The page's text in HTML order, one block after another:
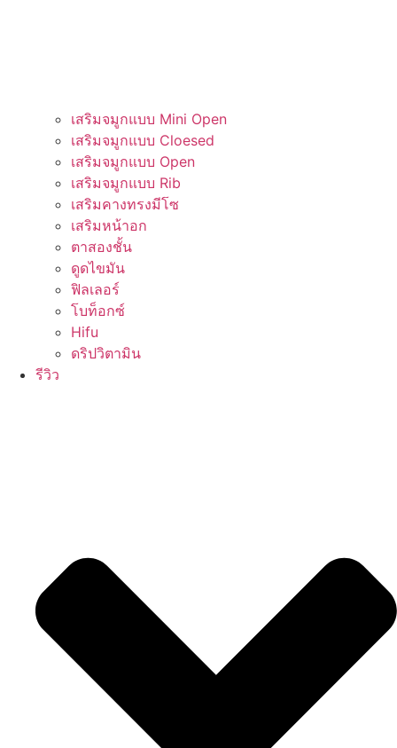
เสริมจมูกแบบ Mini Open
เสริมจมูกแบบ Cloesed
เสริมจมูกแบบ Open
เสริมจมูกแบบ Rib
เสริมคางทรงมีโซ​​
เสริมหน้าอก
ตาสองชั้น
ดูดไขมัน
ฟิลเลอร์
โบท็อกซ์
Hifu
ดริปวิตามิน
รีวิว